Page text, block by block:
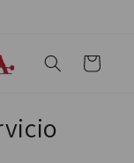
Carrito